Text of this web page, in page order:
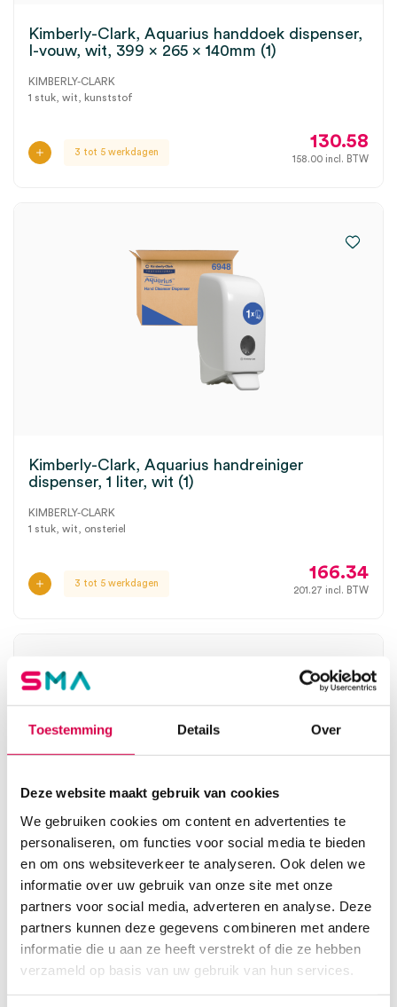
Toestemming Details Over
Deze website maakt gebruik van cookies
We gebruiken cookies om content en advertenties te
personaliseren, om functies voor social media te bieden
en om ons websiteverkeer te analyseren. Ook delen we
informatie over uw gebruik van onze site met onze
partners voor social media, adverteren en analyse. Deze
partners kunnen deze gegevens combineren met andere
informatie die u aan ze heeft verstrekt of die ze hebben
verzameld op basis van uw gebruik van hun services.
Kimberly-Clark, Aquarius handdoek dispenser,
I-vouw, wit, 399 x 265 x 140mm (1)
KIMBERLY-CLARK
1 stuk, wit, kunststof
3 tot 5 werkdagen
130.58
158.00 incl. BTW
Kimberly-Clark, Aquarius handreiniger
dispenser, 1 liter, wit (1)
KIMBERLY-CLARK
1 stuk, wit, onsteriel
3 tot 5 werkdagen
166.34
201.27 incl. BTW
Kimberly-Clark, Aquarius mini handdoek
dispenser, C-vouw, wit, 159 x 287 x 140mm (1)
KIMBERLY-CLARK